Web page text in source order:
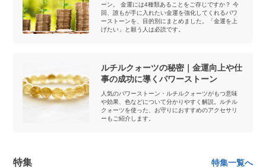
ーン。 金運には4種類あることをご存じですか？ 今
回、誰もが手に入れたい金運を強化してくれるパワ
ーストーンを、目的別にまとめました。「金運を上
げたい」と願う人は必読です。
ルチルクォーツの秘密｜金運向上や仕
事の成功に導くパワーストーン
人気のパワーストーン・ルチルクォーツがもつ意味
や効果、色などについて分かりやすく解説。ルチル
クォーツを使った、お守りにおすすめのアクセサリ
ーもご紹介します。
特集 特集一覧へ